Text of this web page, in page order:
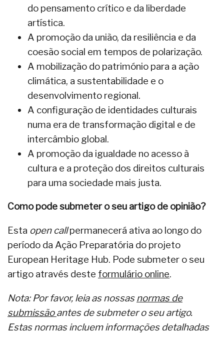
do pensamento crítico e da liberdade
artística.
A promoção da união, da resiliência e da
coesão social em tempos de polarização.
A mobilização do património para a ação
climática, a sustentabilidade e o
desenvolvimento regional.
A configuração de identidades culturais
numa era de transformação digital e de
intercâmbio global.
A promoção da igualdade no acesso à
cultura e a proteção dos direitos culturais
para uma sociedade mais justa.
Como pode submeter o seu artigo de opinião?
Esta open callpermanecerá ativa ao longo do
período da Ação Preparatória do projeto
European Heritage Hub. Pode submeter o seu
artigo através deste formulário online.
Nota: Por favor, leia as nossasnormas de
submissãoantes de submeter o seu artigo.
Estas normas incluem informações detalhadas